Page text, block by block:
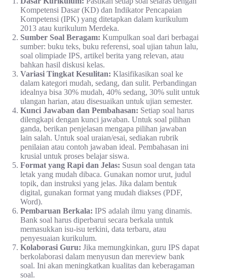
Kompetensi Dasar (KD) dan Indikator Pencapaian
Kompetensi (IPK) yang ditetapkan dalam kurikulum
2013 atau kurikulum Merdeka.
Sumber Soal Beragam: Kumpulkan soal dari berbagai
sumber: buku teks, buku referensi, soal ujian tahun lalu,
soal olimpiade IPS, artikel berita yang relevan, atau
bahkan hasil diskusi kelas.
Variasi Tingkat Kesulitan: Klasifikasikan soal ke
dalam kategori mudah, sedang, dan sulit. Perbandingan
idealnya bisa 30% mudah, 40% sedang, 30% sulit untuk
ulangan harian, atau disesuaikan untuk ujian semester.
Kunci Jawaban dan Pembahasan: Setiap soal harus
dilengkapi dengan kunci jawaban. Untuk soal pilihan
ganda, berikan penjelasan mengapa pilihan jawaban
lain salah. Untuk soal uraian/esai, sediakan rubrik
penilaian atau contoh jawaban ideal. Pembahasan ini
krusial untuk proses belajar siswa.
Format yang Rapi dan Jelas: Susun soal dengan tata
letak yang mudah dibaca. Gunakan nomor urut, judul
topik, dan instruksi yang jelas. Jika dalam bentuk
digital, gunakan format yang mudah diakses (PDF,
Word).
Pembaruan Berkala: IPS adalah ilmu yang dinamis.
Bank soal harus diperbarui secara berkala untuk
memasukkan isu-isu terkini, data terbaru, atau
penyesuaian kurikulum.
Kolaborasi Guru: Jika memungkinkan, guru IPS dapat
berkolaborasi dalam menyusun dan mereview bank
soal. Ini akan meningkatkan kualitas dan keberagaman
soal.